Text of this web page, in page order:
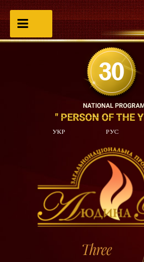
УКР РУС